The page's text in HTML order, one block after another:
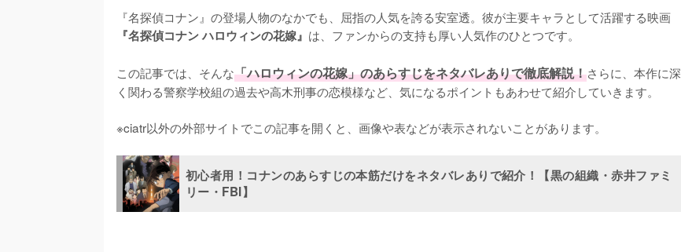
『名探偵コナン』の登場人物のなかでも、屈指の人気を誇る安室透。彼が主要キャラとして活躍する映画
『名探偵コナン ハロウィンの花嫁』 は、ファンからの支持も厚い人気作のひとつです。
この記事では、そんな「ハロウィンの花嫁」のあらすじをネタバレありで徹底解説！さらに、本作に深
く関わる警察学校組の過去や高木刑事の恋模様など、気になるポイントもあわせて紹介していきます。
※ciatr以外の外部サイトでこの記事を開くと、画像や表などが表示されないことがあります。
初心者用！コナンのあらすじの本筋だけをネタバレありで紹介！【黒の組織・赤井ファミ
リー・FBI】